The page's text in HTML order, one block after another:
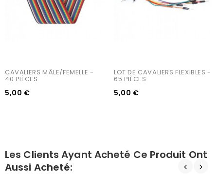
CAVALIERS MÂLE/FEMELLE -
40 PIÈCES
5,00 €
LOT DE CAVALIERS FLEXIBLES -
65 PIÈCES
5,00 €
Les Clients Ayant Acheté Ce Produit Ont
Aussi Acheté: